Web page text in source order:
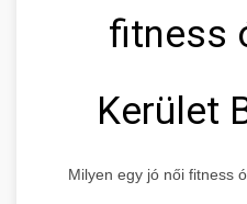
fitness
Kerület
Milyen egy jó női fitness